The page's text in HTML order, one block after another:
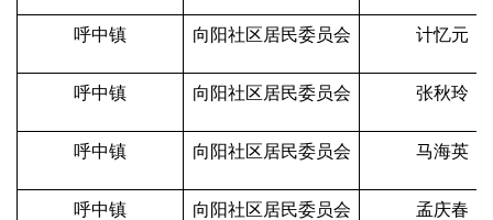
呼中镇 向阳社区居民委员会 计忆元
呼中镇 向阳社区居民委员会 张秋玲
呼中镇 向阳社区居民委员会 马海英
呼中镇 向阳社区居民委员会 孟庆春